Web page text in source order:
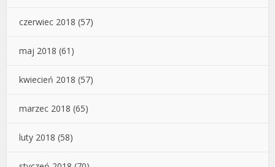
czerwiec 2018 (57)
maj 2018 (61)
kwiecień 2018 (57)
marzec 2018 (65)
luty 2018 (58)